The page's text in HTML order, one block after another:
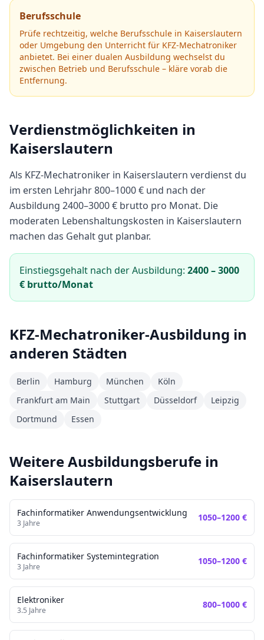
Berufsschule
Prüfe rechtzeitig, welche Berufsschule in Kaiserslautern
oder Umgebung den Unterricht für KFZ-Mechatroniker
anbietet. Bei einer dualen Ausbildung wechselst du
zwischen Betrieb und Berufsschule – kläre vorab die
Entfernung.
Verdienstmöglichkeiten in
Kaiserslautern
Als KFZ-Mechatroniker in Kaiserslautern verdienst du
im ersten Lehrjahr800–1000€ und nach der
Ausbildung 2400–3000€ brutto pro Monat. Die
moderaten Lebenshaltungskosten in Kaiserslautern
machen das Gehalt gut planbar.
Einstiegsgehalt nach der Ausbildung: 2400–3000
€ brutto/Monat
KFZ-Mechatroniker-Ausbildung in
anderen Städten
Berlin Hamburg München
Köln
Frankfurt am Main
Stuttgart Düsseldorf
Leipzig
Dortmund
Essen
Weitere Ausbildungsberufe in
Kaiserslautern
Fachinformatiker Anwendungsentwicklung
3 Jahre
1050–1200 €
Fachinformatiker Systemintegration
3 Jahre
1050–1200 €
Elektroniker
3.5 Jahre
800–1000 €